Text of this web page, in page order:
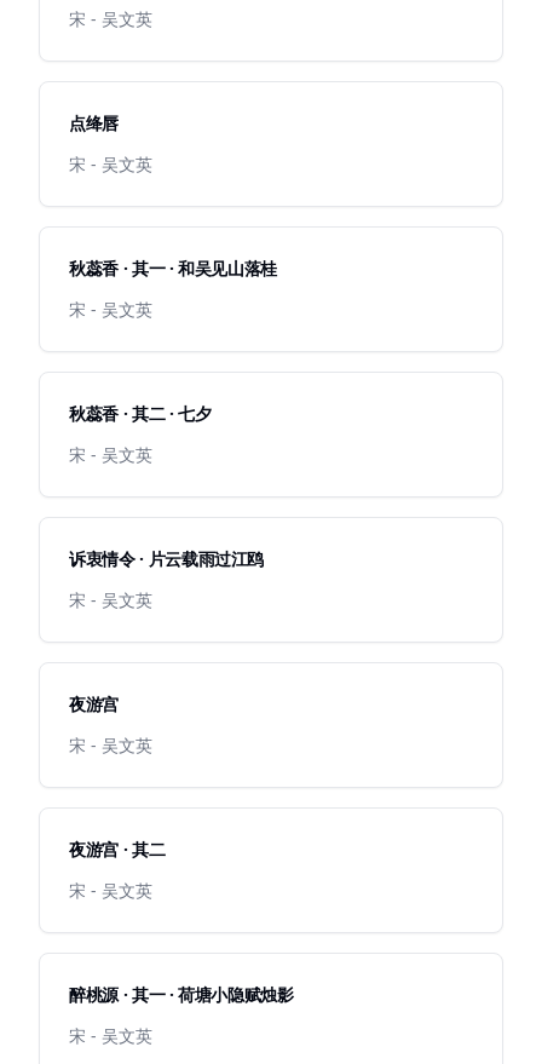
宋 - 吴文英
点绛唇
宋 - 吴文英
秋蕊香 · 其一 · 和吴见山落桂
宋 - 吴文英
秋蕊香 · 其二 · 七夕
宋 - 吴文英
诉衷情令 · 片云载雨过江鸥
宋 - 吴文英
夜游宫
宋 - 吴文英
夜游宫 · 其二
宋 - 吴文英
醉桃源 · 其一 · 荷塘小隐赋烛影
宋 - 吴文英